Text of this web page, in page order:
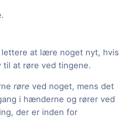
lettere at lære noget nyt, hvis
til at røre ved tingene.
røre ved noget, mens det
i hænderne og rører ved
der er inden for